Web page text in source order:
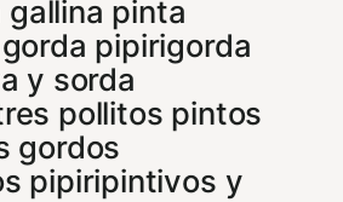
gallina pinta
pipirigorda
y sorda
pollitos pintos
gordos
pipiripintivos y